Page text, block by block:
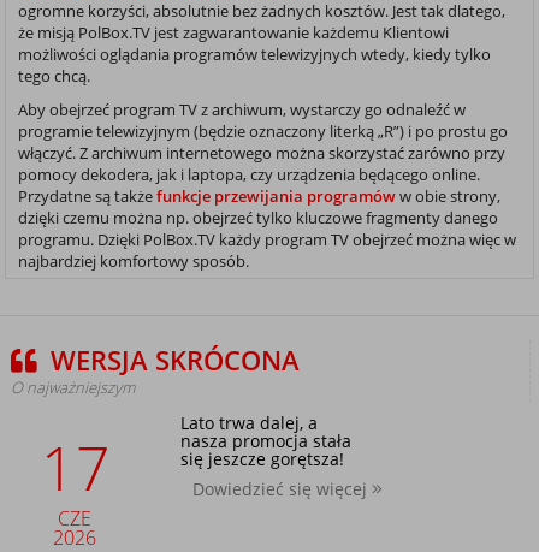
ogromne korzyści, absolutnie bez żadnych kosztów. Jest tak dlatego,
że misją PolBox.TV jest zagwarantowanie każdemu Klientowi
możliwości oglądania programów telewizyjnych wtedy, kiedy tylko
tego chcą.
Aby obejrzeć program TV z archiwum, wystarczy go odnaleźć w
programie telewizyjnym (będzie oznaczony literką „R”) i po prostu go
włączyć. Z archiwum internetowego można skorzystać zarówno przy
pomocy dekodera, jak i laptopa, czy urządzenia będącego online.
Przydatne są takżefunkcje przewijania programóww obie strony,
dzięki czemu można np. obejrzeć tylko kluczowe fragmenty danego
programu. Dzięki PolBox.TV każdy program TV obejrzeć można więc w
najbardziej komfortowy sposób.
WERSJA SKRÓCONA
O najważniejszym
17
CZE
2026
Lato trwa dalej, a
nasza promocja stała
się jeszcze gorętsza!
Dowiedzieć się więcej